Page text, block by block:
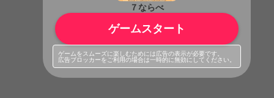
７ならべ
ゲームスタート
ゲームをスムーズに楽しむためには広告の表示が必要です。
広告ブロッカーをご利用の場合は一時的に無効にしてください。